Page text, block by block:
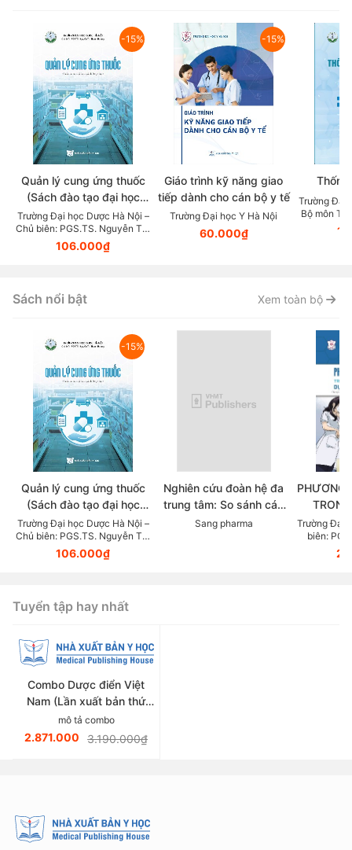
-15%
Quản lý cung ứng thuốc
(Sách đào tạo đại học
ngành dược học)
Trường Đại học Dược Hà Nội –
Chủ biên: PGS.TS. Nguyễn Thị
Thanh Hương
106.000₫
-15%
Giáo trình kỹ năng giao
tiếp dành cho cán bộ y tế
Trường Đại học Y Hà Nội
60.000₫
Trường Đại
Bộ môn
Quách Thị
Sách nổi bật Xem toàn bộ
-15%
Quản lý cung ứng thuốc
(Sách đào tạo đại học
ngành dược học)
Trường Đại học Dược Hà Nội –
Chủ biên: PGS.TS. Nguyễn Thị
Thanh Hương
106.000₫
Nghiên cứu đoàn hệ đa
trung tâm: So sánh các
chẹn beta trong thực tế
Sang pharma
PHƯƠNG
KHOA
LỰC
giảng
Trường Đại
biên:
Tuyển tập hay nhất
Combo Dược điển Việt
Nam (Lần xuất bản thứ
sáu)
mô tả combo
2.871.000 3.190.000₫